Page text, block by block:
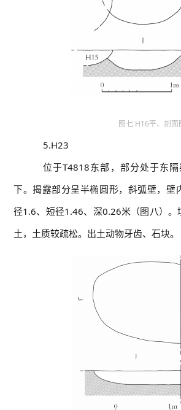
图七 H16平、剖面
5.H23
位于T4818东部，部分处于东
下。揭露部分呈半椭圆形，斜弧壁，壁
径1.6、短径1.46、深0.26米（图八）。
土，土质较疏松。出土动物牙齿、石块。